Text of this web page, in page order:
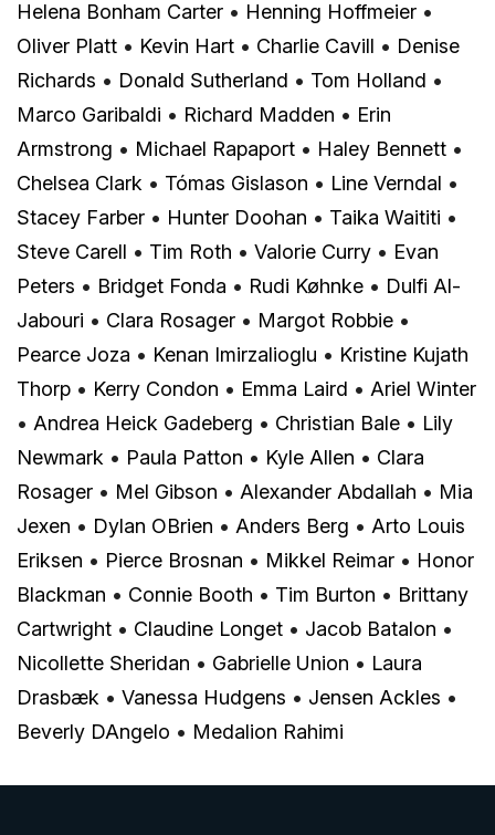
Helena Bonham Carter • Henning Hoffmeier •
Oliver Platt • Kevin Hart • Charlie Cavill • Denise
Richards • Donald Sutherland • Tom Holland •
Marco Garibaldi • Richard Madden • Erin
Armstrong • Michael Rapaport • Haley Bennett •
Chelsea Clark • Tómas Gislason • Line Verndal •
Stacey Farber • Hunter Doohan • Taika Waititi •
Steve Carell • Tim Roth • Valorie Curry • Evan
Peters • Bridget Fonda • Rudi Køhnke • Dulfi Al-
Jabouri • Clara Rosager • Margot Robbie •
Pearce Joza • Kenan Imirzalioglu • Kristine Kujath
Thorp • Kerry Condon • Emma Laird • Ariel Winter
• Andrea Heick Gadeberg • Christian Bale • Lily
Newmark • Paula Patton • Kyle Allen • Clara
Rosager • Mel Gibson • Alexander Abdallah • Mia
Jexen • Dylan OBrien • Anders Berg • Arto Louis
Eriksen • Pierce Brosnan • Mikkel Reimar • Honor
Blackman • Connie Booth • Tim Burton • Brittany
Cartwright • Claudine Longet • Jacob Batalon •
Nicollette Sheridan • Gabrielle Union • Laura
Drasbæk • Vanessa Hudgens • Jensen Ackles •
Beverly DAngelo • Medalion Rahimi